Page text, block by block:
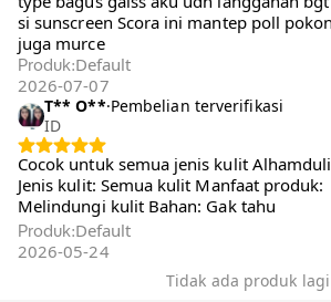
bagus gaiss aku udh langganan bgt
sunscreen Scora ini mantep poll
murce
Produk:Default
2026-07-07
T** O**️·Pembelian terverifikasi
ID
Cocok untuk semua jenis kulit
Jenis kulit: Semua kulit Manfaat produk:
Melindungi kulit Bahan: Gak tahu
Produk:Default
2026-05-24
Tidak ada produk lagi